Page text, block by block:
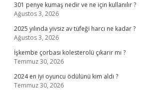
301 penye kumaş nedir ve ne için kullanılır ?
Ağustos 3, 2026
2025 yılında yivsiz av tüfeği harcı ne kadar ?
Ağustos 3, 2026
İşkembe çorbası kolesterolü çıkarır mı ?
Temmuz 30, 2026
2024 en iyi oyuncu ödülünü kim aldı ?
Temmuz 30, 2026